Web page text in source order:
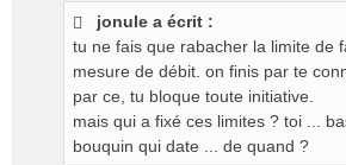
jonule a écrit :
tu ne fais que rabacher la limite de
mesure de débit. on finis par te
par ce, tu bloque toute initiative.
mais qui a fixé ces limites ? toi ...
bouquin qui date ... de quand ?